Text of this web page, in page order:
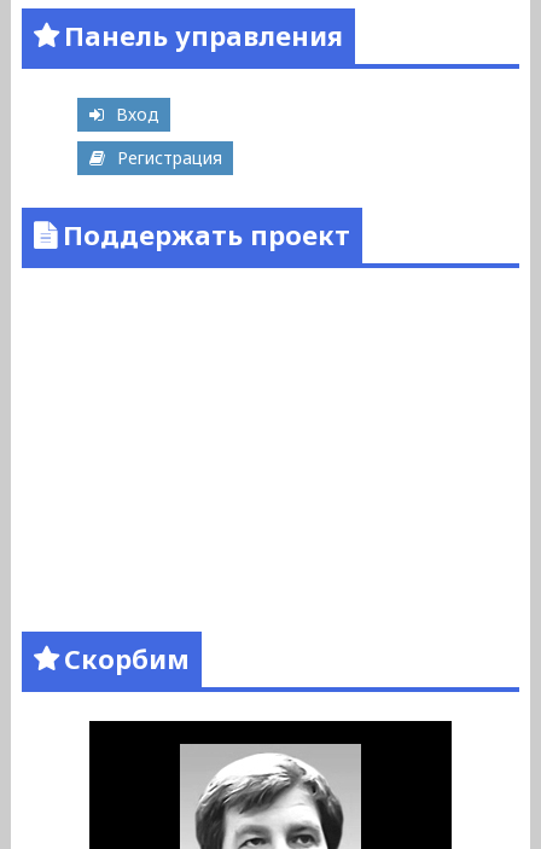
Панель управления
Вход
Регистрация
Поддержать проект
Скорбим